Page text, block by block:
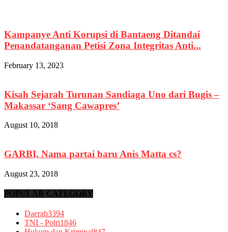
Kampanye Anti Korupsi di Bantaeng Ditandai
Penandatanganan Petisi Zona Integritas Anti...
February 13, 2023
Kisah Sejarah Turunan Sandiaga Uno dari Bugis –
Makassar ‘Sang Cawapres’
August 10, 2018
GARBI, Nama partai baru Anis Matta cs?
August 23, 2018
POPULAR CATEGORY
Daerah3394
TNI - Polri1846